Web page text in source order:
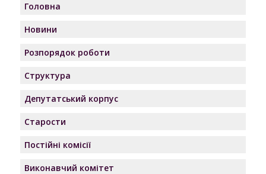
Головна
Новини
Розпорядок роботи
Структура
Депутатський корпус
Старости
Постійні комісії
Виконавчий комітет